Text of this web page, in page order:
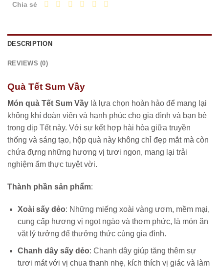
Chia sẻ
DESCRIPTION
REVIEWS (0)
Quà Tết Sum Vầy
Món quà Tết Sum Vầy là lựa chọn hoàn hảo để mang lại
không khí đoàn viên và hạnh phúc cho gia đình và bạn bè
trong dịp Tết này. Với sự kết hợp hài hòa giữa truyền
thống và sáng tạo, hộp quà này không chỉ đẹp mắt mà còn
chứa đựng những hương vị tươi ngon, mang lại trải
nghiệm ẩm thực tuyệt vời.
Thành phần sản phẩm:
Xoài sấy dẻo: Những miếng xoài vàng ươm, mềm mại,
cung cấp hương vị ngọt ngào và thơm phức, là món ăn
vặt lý tưởng để thưởng thức cùng gia đình.
Chanh dây sấy dẻo: Chanh dây giúp tăng thêm sự
tươi mát với vị chua thanh nhẹ, kích thích vị giác và làm